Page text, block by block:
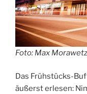
Foto: Max Morawetz
Das Frühstücks-
äußerst erlesen: